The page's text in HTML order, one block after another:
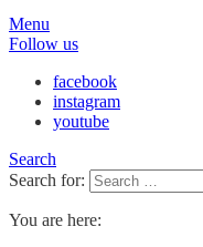
Menu
Follow us
facebook
instagram
youtube
Search
Search for:
You are here: